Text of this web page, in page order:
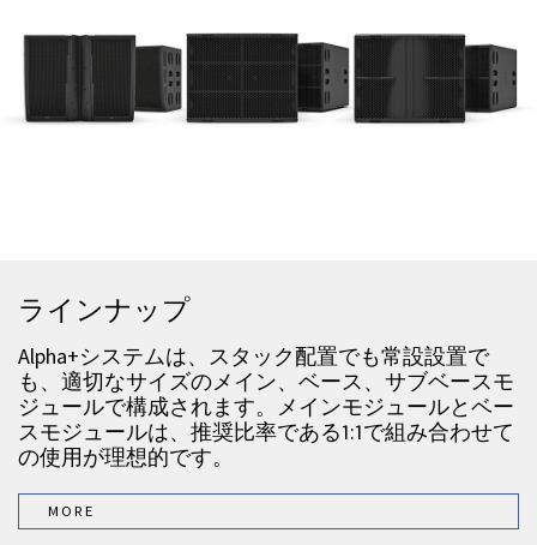
ラインナップ
Alpha+システムは、スタック配置でも常設設置で
も、適切なサイズのメイン、ベース、サブベースモ
ジュールで構成されます。メインモジュールとベー
スモジュールは、推奨比率である1:1で組み合わせて
の使用が理想的です。
MORE